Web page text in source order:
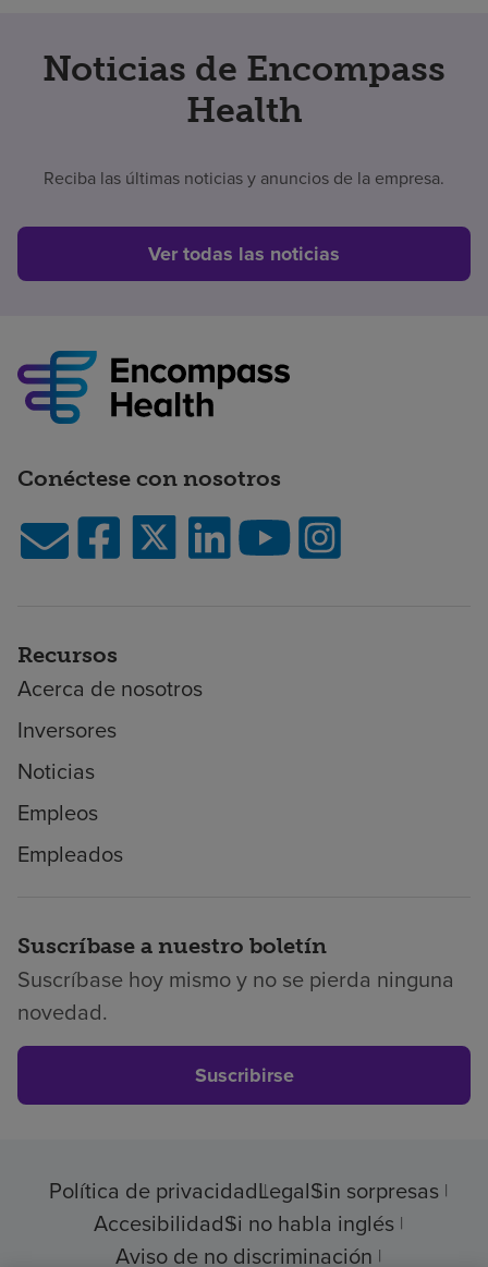
Noticias de Encompass
Health
Reciba las últimas noticias y anuncios de la empresa.
Ver todas las noticias
Conéctese con nosotros
Recursos
Acerca de nosotros
Inversores
Noticias
Empleos
Empleados
Suscríbase a nuestro boletín
Suscríbase hoy mismo y no se pierda ninguna
novedad.
Suscribirse
Política de privacidadLegalSin sorpresas
AccesibilidadSi no habla inglés
Aviso de no discriminación